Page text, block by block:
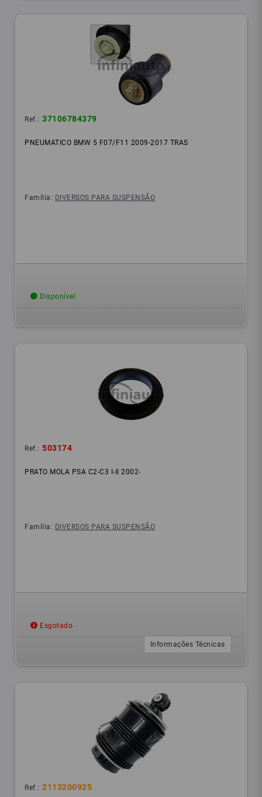
Ref.: 37106784379
PNEUMATICO BMW 5 F07/F11 2009-2017 TRAS
Família: DIVERSOS PARA SUSPENSÃO
Disponível
Ref.: 503174
PRATO MOLA PSA C2-C3 I-II 2002-
Família: DIVERSOS PARA SUSPENSÃO
Esgotado
Informações Técnicas
Ref.: 2113200925